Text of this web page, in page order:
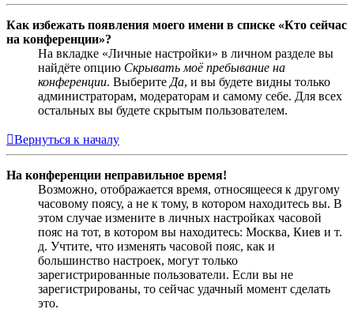
Как избежать появления моего имени в списке «Кто сейчас
на конференции»?
На вкладке «Личные настройки» в личном разделе вы
найдёте опцию Скрывать моё пребывание на
конференции. Выберите Да, и вы будете видны только
администраторам, модераторам и самому себе. Для всех
остальных вы будете скрытым пользователем.
Вернуться к началу
На конференции неправильное время!
Возможно, отображается время, относящееся к другому
часовому поясу, а не к тому, в котором находитесь вы. В
этом случае измените в личных настройках часовой
пояс на тот, в котором вы находитесь: Москва, Киев и т.
д. Учтите, что изменять часовой пояс, как и
большинство настроек, могут только
зарегистрированные пользователи. Если вы не
зарегистрированы, то сейчас удачный момент сделать
это.